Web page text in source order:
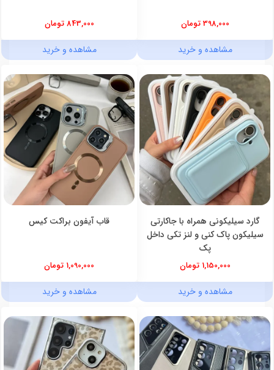
398,000 تومان
مشاهده و خرید
843,000 تومان
مشاهده و خرید
گارد سیلیکونی همراه با جاکارتی
سیلیکون پاک کنی و لنز تکی داخل
پک
1,150,000 تومان
مشاهده و خرید
قاب آیفون براکت کیس
1,090,000 تومان
مشاهده و خرید